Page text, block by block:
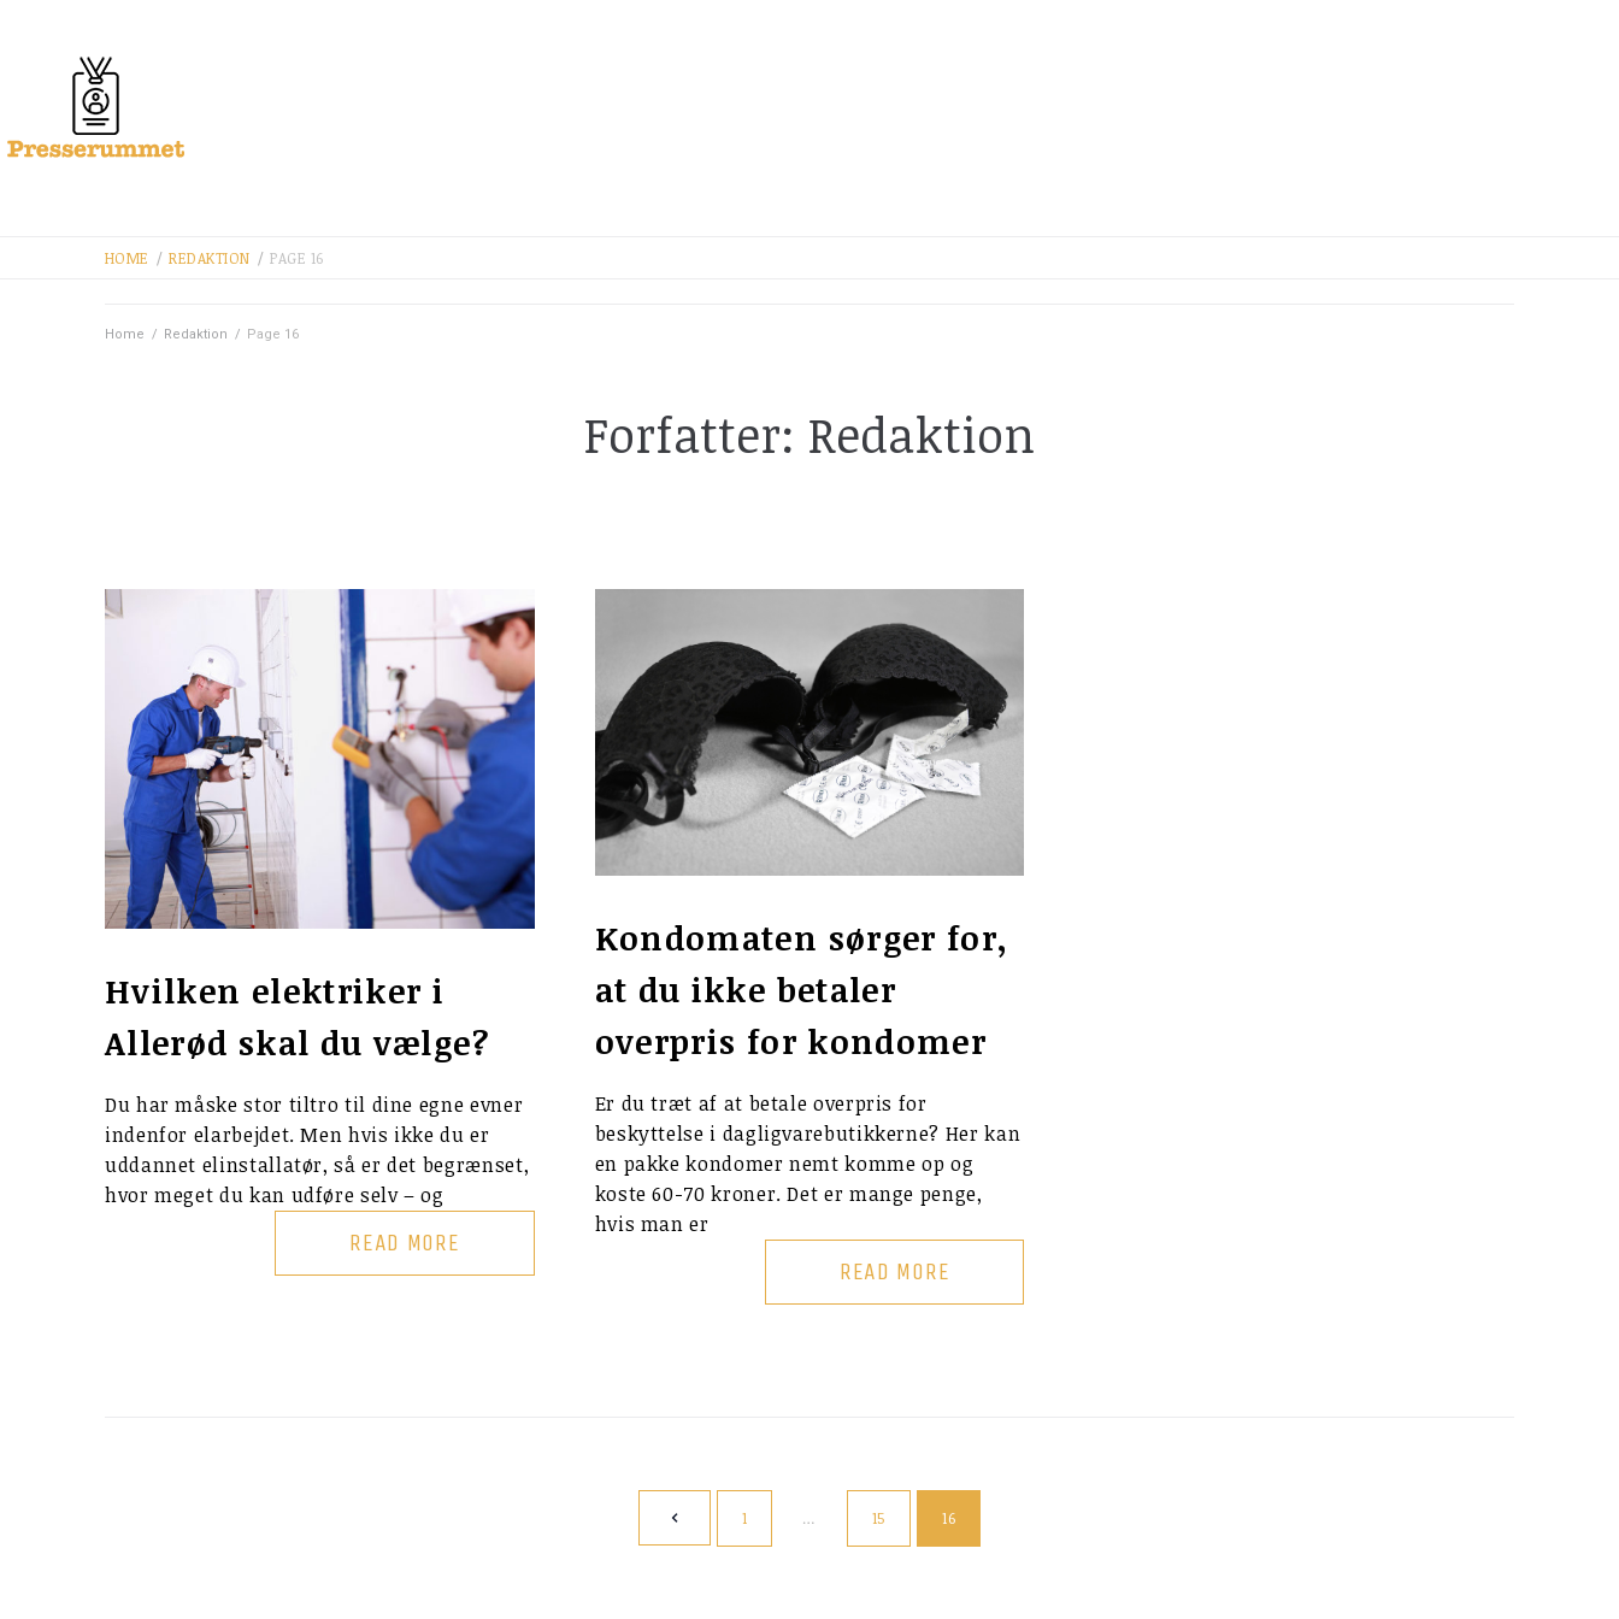
HOME / REDAKTION / PAGE 16
Home / Redaktion / Page 16
Forfatter: Redaktion
Hvilken elektriker i
Allerød skal du vælge?
Du har måske stor tiltro til dine egne evner
indenfor elarbejdet. Men hvis ikke du er
uddannet elinstallatør, så er det begrænset,
hvor meget du kan udføre selv – og
READ MORE
Kondomaten sørger for,
at du ikke betaler
overpris for kondomer
Er du træt af at betale overpris for
beskyttelse i dagligvarebutikkerne? Her kan
en pakke kondomer nemt komme op og
koste 60-70 kroner. Det er mange penge,
hvis man er
READ MORE
1 … 15 16